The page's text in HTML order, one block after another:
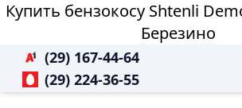
Купить бензокосу Shtenli
Березино
(29) 167-44-64
(29) 224-36-55